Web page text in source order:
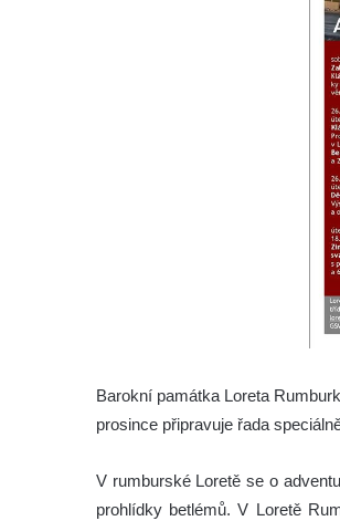
Barokní památka Loreta
prosince připravuje řada
V rumburské Loretě se o
prohlídky betlémů. V Loretě